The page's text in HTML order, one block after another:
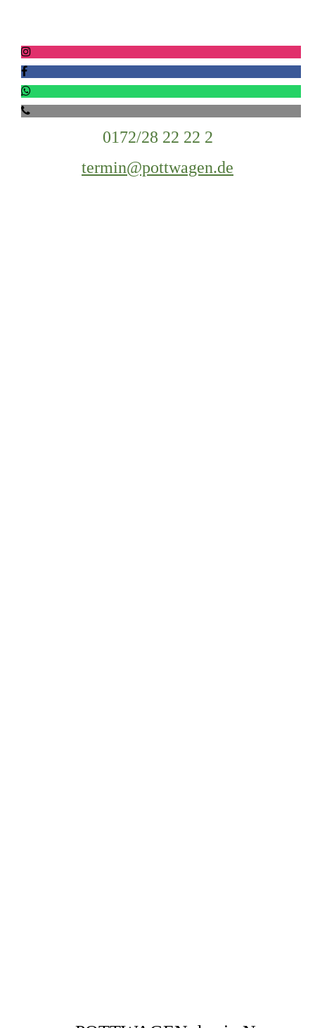
0172/28 22 22 2
termin@pottwagen.de